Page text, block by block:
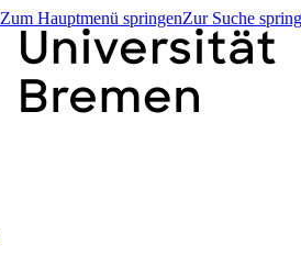
Zum Hauptmenü springenZur Suche